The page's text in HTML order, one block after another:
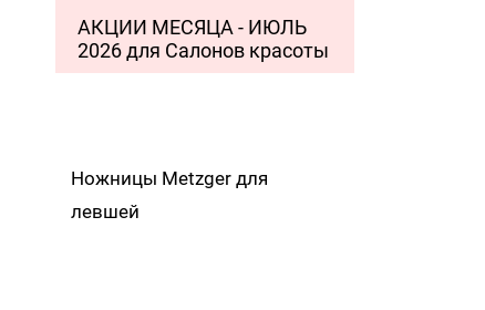
АКЦИИ МЕСЯЦА - ИЮЛЬ
2026 для Салонов красоты
Ножницы Metzger для
левшей